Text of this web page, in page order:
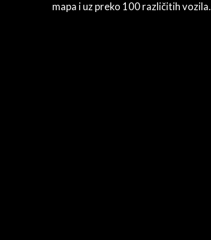
mapa i uz preko 100 različitih vozila.